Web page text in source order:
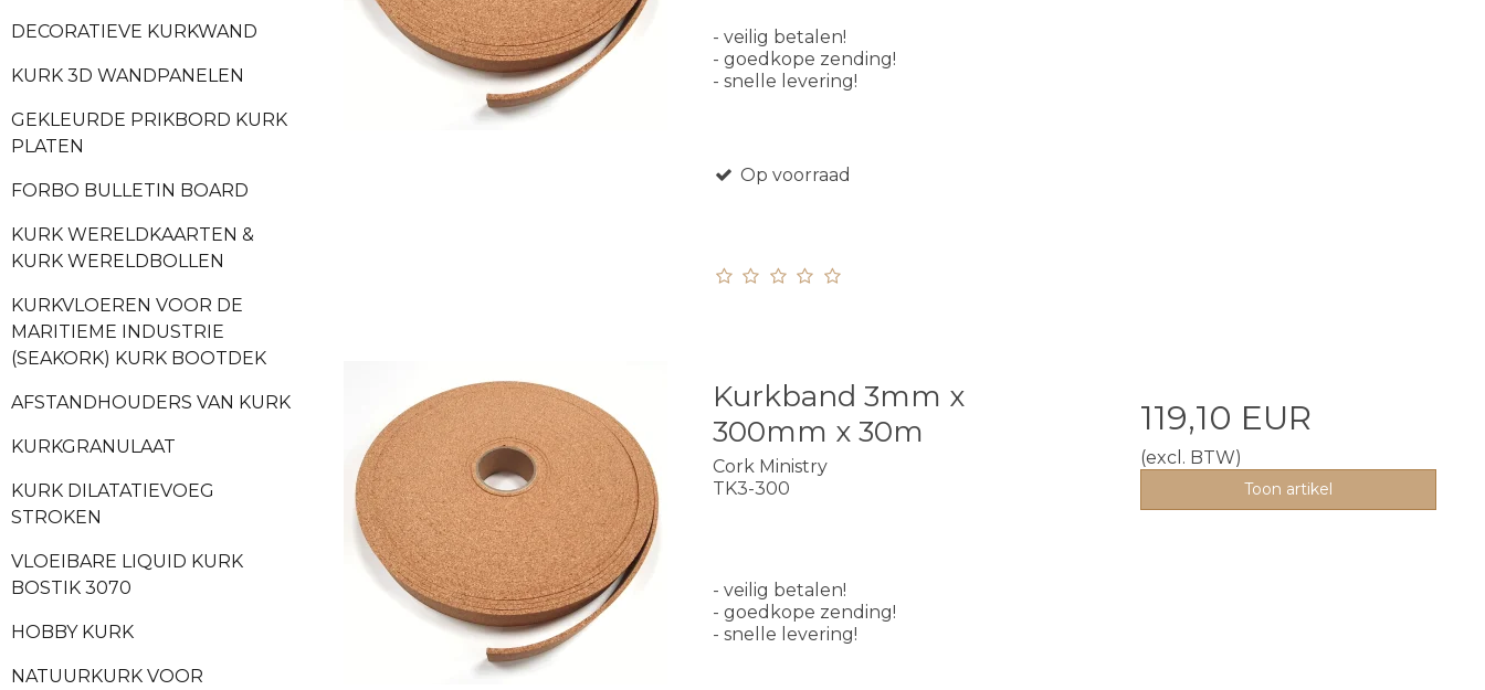
DECORATIEVE KURKWAND
KURK 3D WANDPANELEN
GEKLEURDE PRIKBORD KURK
PLATEN
FORBO BULLETIN BOARD
KURK WERELDKAARTEN &
KURK WERELDBOLLEN
KURKVLOEREN VOOR DE
MARITIEME INDUSTRIE
(SEAKORK) KURK BOOTDEK
AFSTANDHOUDERS VAN KURK
KURKGRANULAAT
KURK DILATATIEVOEG
STROKEN
VLOEIBARE LIQUID KURK
BOSTIK 3070
HOBBY KURK
NATUURKURK VOOR
- veilig betalen!
- goedkope zending!
- snelle levering!
Op voorraad
Kurkband 3mm x
300mm x 30m
Cork Ministry
TK3-300
- veilig betalen!
- goedkope zending!
- snelle levering!
119,10 EUR
(excl. BTW)
Toon artikel